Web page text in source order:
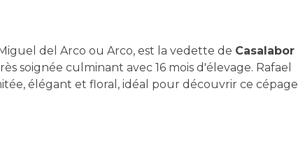
del Arco ou Arco, est la vedette de Casalabor
soignée culminant avec 16 mois d'élevage. Rafael
élégant et floral, idéal pour découvrir ce cépage